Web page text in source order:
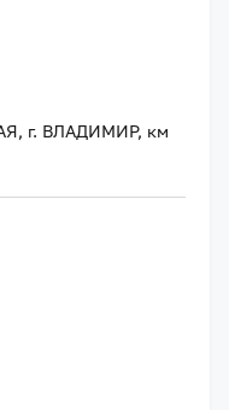
г. ВЛАДИМИР, км